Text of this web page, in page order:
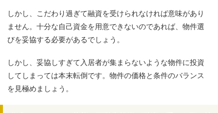
しかし、こだわり過ぎて融資を受けられなければ意味があり
ません。十分な自己資金を用意できないのであれば、物件選
びを妥協する必要があるでしょう。
しかし、妥協しすぎて入居者が集まらないような物件に投資
してしまっては本末転倒です。物件の価格と条件のバランス
を見極めましょう。